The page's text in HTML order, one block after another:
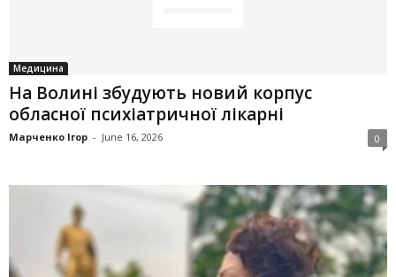
Медицина
На Волині збудують новий корпус
обласної психіатричної лікарні
Марченко Ігор - June 16, 2026 0